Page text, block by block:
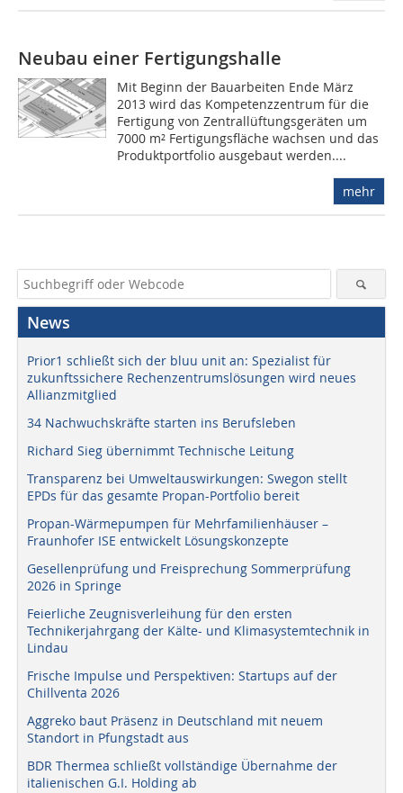
Neubau einer Fertigungshalle
Mit Beginn der Bauarbeiten Ende März
2013 wird das Kompetenzzentrum für die
Fertigung von Zentrallüftungsgeräten um
7000 m² Fertigungsfläche wachsen und das
Produktportfolio ausgebaut werden....
mehr
News
Prior1 schließt sich der bluu unit an: Spezialist für
zukunftssichere Rechenzentrumslösungen wird neues
Allianzmitglied
34 Nachwuchskräfte starten ins Berufsleben
Richard Sieg übernimmt Technische Leitung
Transparenz bei Umweltauswirkungen: Swegon stellt
EPDs für das gesamte Propan-Portfolio bereit
Propan-Wärmepumpen für Mehrfamilienhäuser –
Fraunhofer ISE entwickelt Lösungskonzepte
Gesellenprüfung und Freisprechung Sommerprüfung
2026 in Springe
Feierliche Zeugnisverleihung für den ersten
Technikerjahrgang der Kälte- und Klimasystemtechnik in
Lindau
Frische Impulse und Perspektiven: Startups auf der
Chillventa 2026
Aggreko baut Präsenz in Deutschland mit neuem
Standort in Pfungstadt aus
BDR Thermea schließt vollständige Übernahme der
italienischen G.I. Holding ab